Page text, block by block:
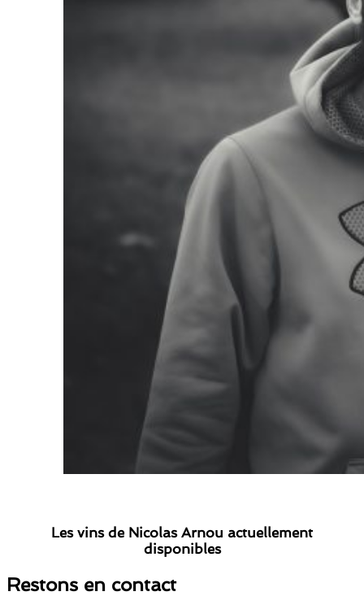
Les vins de Nicolas Arnou actuellement
disponibles
Restons en contact